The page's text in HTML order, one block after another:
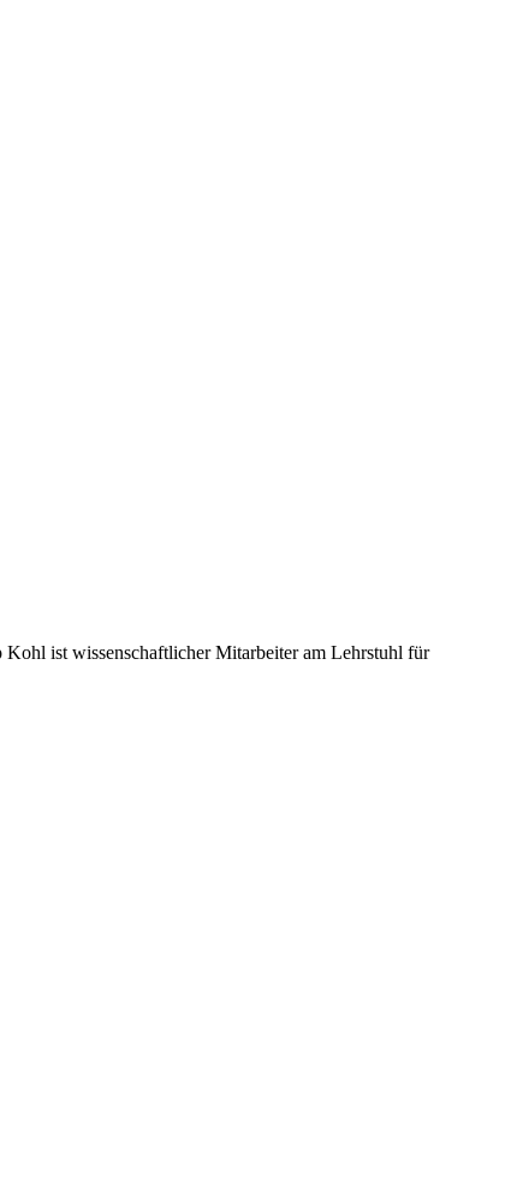
ist wissenschaftlicher Mitarbeiter am Lehrstuhl für